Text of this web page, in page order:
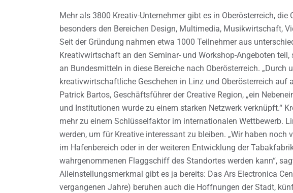
Mehr als 3800 Kreativ-Unternehmer gibt es in Oberösterreich, die
besonders den Bereichen Design, Multimedia, Musikwirtschaft,
Seit der Gründung nahmen etwa 1000 Teilnehmer aus
Kreativwirtschaft an den Seminar- und Workshop-Angeboten
an Bundesmitteln in diese Bereiche nach Oberösterreich. „Durch
kreativwirtschaftliche Geschehen in Linz und Oberösterreich auf
Patrick Bartos, Geschäftsführer der Creative Region, „ein
und Institutionen wurde zu einem starken Netzwerk verknüpft.“
mehr zu einem Schlüsselfaktor im internationalen Wettbewerb.
werden, um für Kreative interessant zu bleiben. „Wir haben noch
im Hafenbereich oder in der weiteren Entwicklung der
wahrgenommenen Flaggschiff des Standortes werden kann“,
Alleinstellungsmerkmal gibt es ja bereits: Das Ars Electronica
vergangenen Jahre) beruhen auch die Hoffnungen der Stadt,